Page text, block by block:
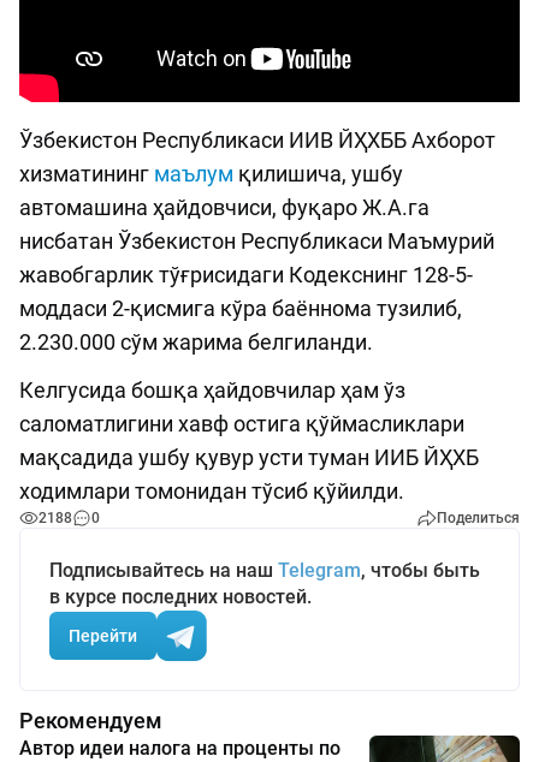
Ўзбекистон Республикаси ИИВ ЙҲХББ Ахборот
хизматининг маълум қилишича, ушбу
автомашина ҳайдовчиси, фуқаро Ж.А.га
нисбатан Ўзбекистон Республикаси Маъмурий
жавобгарлик тўғрисидаги Кодекснинг 128-5-
моддаси 2-қисмига кўра баённома тузилиб,
2.230.000 сўм жарима белгиланди.
Келгусида бошқа ҳайдовчилар ҳам ўз
саломатлигини хавф остига қўймасликлари
мақсадида ушбу қувур усти туман ИИБ ЙҲХБ
ходимлари томонидан тўсиб қўйилди.
2188 0 Поделиться
Подписывайтесь на наш Telegram, чтобы быть
в курсе последних новостей.
Перейти
Рекомендуем
Автор идеи налога на проценты по